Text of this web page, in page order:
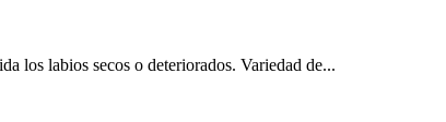
los labios secos o deteriorados. Variedad de...